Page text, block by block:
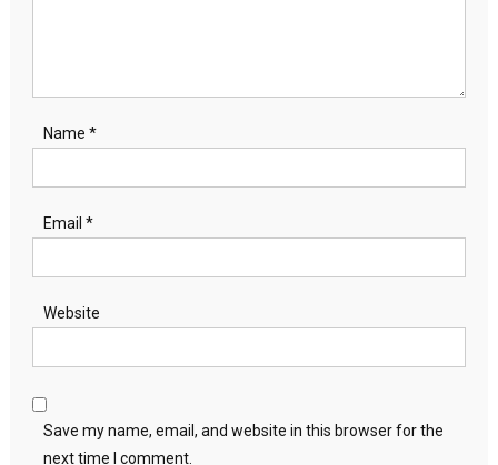
Name *
Email *
Website
Save my name, email, and website in this browser for the
next time I comment.